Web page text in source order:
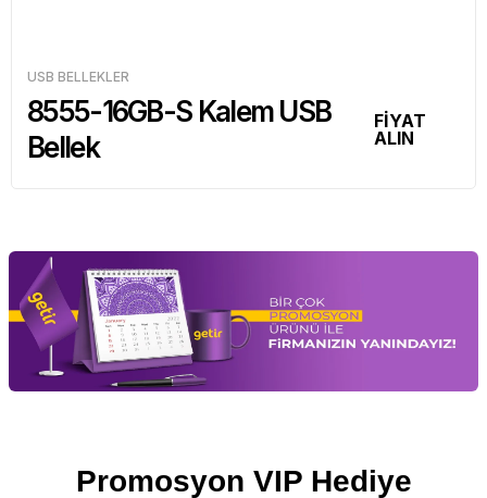
USB BELLEKLER
8555-16GB-S Kalem USB
Bellek
FİYAT
ALIN
Promosyon VIP Hediye